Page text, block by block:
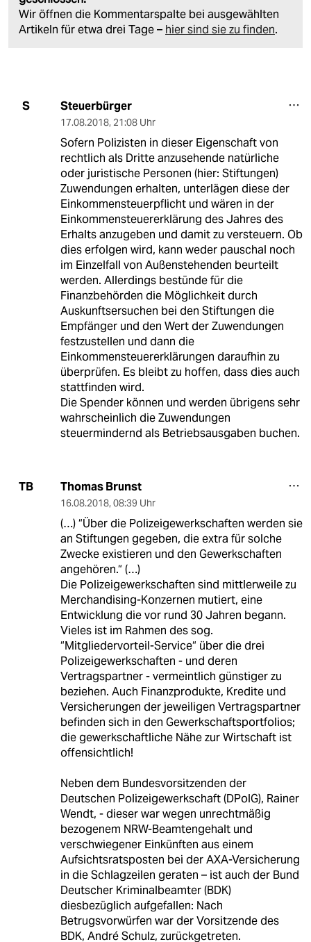
Wir öffnen die Kommentarspalte bei ausgewählten
Artikeln für etwa drei Tage – hier sind sie zu finden.
S Steuerbürger
17.08.2018, 21:08 Uhr
Sofern Polizisten in dieser Eigenschaft von
rechtlich als Dritte anzusehende natürliche
oder juristische Personen (hier: Stiftungen)
Zuwendungen erhalten, unterlägen diese der
Einkommensteuerpflicht und wären in der
Einkommensteuererklärung des Jahres des
Erhalts anzugeben und damit zu versteuern. Ob
dies erfolgen wird, kann weder pauschal noch
im Einzelfall von Außenstehenden beurteilt
werden. Allerdings bestünde für die
Finanzbehörden die Möglichkeit durch
Auskunftsersuchen bei den Stiftungen die
Empfänger und den Wert der Zuwendungen
festzustellen und dann die
Einkommensteuererklärungen daraufhin zu
überprüfen. Es bleibt zu hoffen, dass dies auch
stattfinden wird.
Die Spender können und werden übrigens sehr
wahrscheinlich die Zuwendungen
steuermindernd als Betriebsausgaben buchen.
TB Thomas Brunst
16.08.2018, 08:39 Uhr
(…) “Über die Polizeigewerkschaften werden sie
an Stiftungen gegeben, die extra für solche
Zwecke existieren und den Gewerkschaften
angehören.“ (…)
Die Polizeigewerkschaften sind mittlerweile zu
Merchandising-Konzernen mutiert, eine
Entwicklung die vor rund 30 Jahren begann.
Vieles ist im Rahmen des sog.
“Mitgliedervorteil-Service“ über die drei
Polizeigewerkschaften - und deren
Vertragspartner - vermeintlich günstiger zu
beziehen. Auch Finanzprodukte, Kredite und
Versicherungen der jeweiligen Vertragspartner
befinden sich in den Gewerkschaftsportfolios;
die gewerkschaftliche Nähe zur Wirtschaft ist
offensichtlich!
Neben dem Bundesvorsitzenden der
Deutschen Polizeigewerkschaft (DPolG), Rainer
Wendt, - dieser war wegen unrechtmäßig
bezogenem NRW-Beamtengehalt und
verschwiegener Einkünften aus einem
Aufsichtsratsposten bei der AXA-Versicherung
in die Schlagzeilen geraten – ist auch der Bund
Deutscher Kriminalbeamter (BDK)
diesbezüglich aufgefallen: Nach
Betrugsvorwürfen war der Vorsitzende des
BDK, André Schulz, zurückgetreten.